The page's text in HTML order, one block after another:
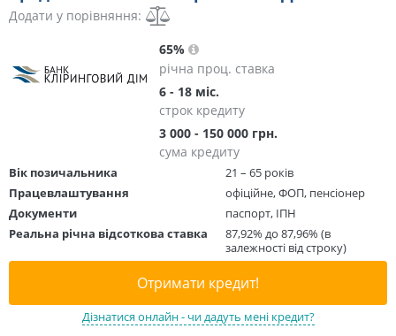
Додати у порівняння:
65%
річна проц. ставка
6 - 18 міс.
строк кредиту
3 000 - 150 000 грн.
сума кредиту
Вік позичальника
21 – 65 років
Працевлаштування
офіційне, ФОП, пенсіонер
Документи
паспорт, ІПН
Реальна річна відсоткова ставка
87,92% до 87,96% (в
залежності від строку)
Отримати кредит!
Дізнатися онлайн - чи дадуть мені кредит?